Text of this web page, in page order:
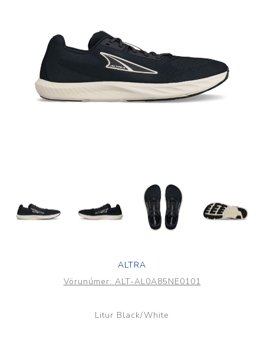
ALTRA
Vörunúmer: ALT-AL0A85NE0101
Litur Black/White